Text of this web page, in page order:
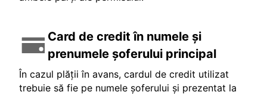
Card de credit în numele și
prenumele șoferului principal
În cazul plății în avans, cardul de credit utilizat
trebuie să fie pe numele șoferului și prezentat la